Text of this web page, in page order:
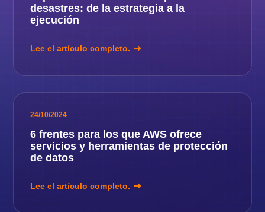
desastres: de la estrategia a la
ejecución
Lee el artículo completo.
24/10/2024
6 frentes para los que AWS ofrece
servicios y herramientas de protección
de datos
Lee el artículo completo.